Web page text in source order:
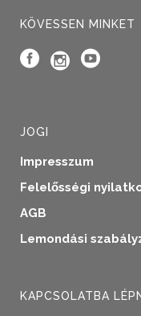
KÖVESSEN MINKET
JOGI
Impresszum
Felelősségi
AGB
Lemondási
KAPCSOLATBA